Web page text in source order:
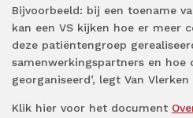
Bijvoorbeeld: bij een toename
kan een VS kijken hoe er meer
deze patiëntengroep
samenwerkingspartners en
georganiseerd’, legt Van
Klik hier voor het document